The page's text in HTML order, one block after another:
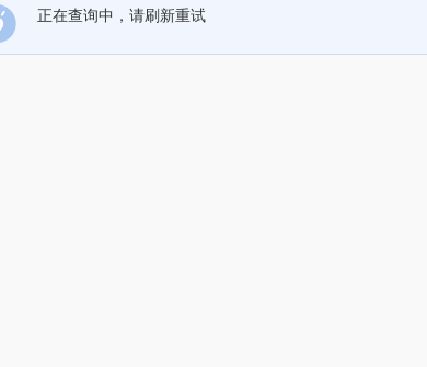
正在查询中，请刷新重试